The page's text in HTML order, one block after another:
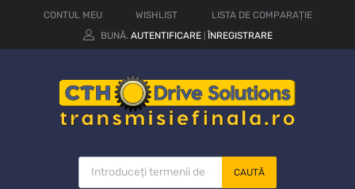
CONTUL MEU WISHLIST
LISTA DE COMPARAȚIE
BUNĂ. AUTENTIFICARE ÎNREGISTRARE
CAUTĂ